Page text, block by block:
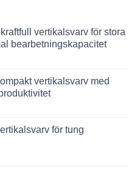
vertikalsvarv för stora
bearbetningskapacitet
vertikalsvarv med
för tung